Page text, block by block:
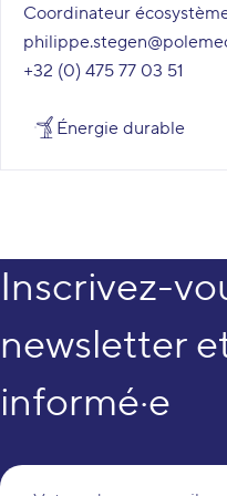
Coordinateur
+32 (0) 475 77 03 51
Énergie durable
Inscrivez-
newsletter
informé·e